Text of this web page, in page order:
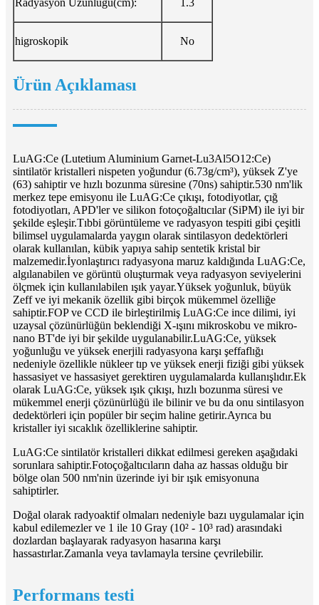
higroskopik No
Ürün Açıklaması
LuAG:Ce (Lutetium Aluminium Garnet-Lu3Al5O12:Ce)
sintilatör kristalleri nispeten yoğundur (6.73g/cm³), yüksek Z'ye
(63) sahiptir ve hızlı bozunma süresine (70ns) sahiptir.530 nm'lik
merkez tepe emisyonu ile LuAG:Ce çıkışı, fotodiyotlar, çığ
fotodiyotları, APD'ler ve silikon fotoçoğaltıcılar (SiPM) ile iyi bir
şekilde eşleşir.Tıbbi görüntüleme ve radyasyon tespiti gibi çeşitli
bilimsel uygulamalarda yaygın olarak sintilasyon dedektörleri
olarak kullanılan, kübik yapıya sahip sentetik kristal bir
malzemedir.İyonlaştırıcı radyasyona maruz kaldığında LuAG:Ce,
algılanabilen ve görüntü oluşturmak veya radyasyon seviyelerini
ölçmek için kullanılabilen ışık yayar.Yüksek yoğunluk, büyük
Zeff ve iyi mekanik özellik gibi birçok mükemmel özelliğe
sahiptir.FOP ve CCD ile birleştirilmiş LuAG:Ce ince dilimi, iyi
uzaysal çözünürlüğün beklendiği X-ışını mikroskobu ve mikro-
nano BT'de iyi bir şekilde uygulanabilir.LuAG:Ce, yüksek
yoğunluğu ve yüksek enerjili radyasyona karşı şeffaflığı
nedeniyle özellikle nükleer tıp ve yüksek enerji fiziği gibi yüksek
hassasiyet ve hassasiyet gerektiren uygulamalarda kullanışlıdır.Ek
olarak LuAG:Ce, yüksek ışık çıkışı, hızlı bozunma süresi ve
mükemmel enerji çözünürlüğü ile bilinir ve bu da onu sintilasyon
dedektörleri için popüler bir seçim haline getirir.Ayrıca bu
kristaller iyi sıcaklık özelliklerine sahiptir.
LuAG:Ce sintilatör kristalleri dikkat edilmesi gereken aşağıdaki
sorunlara sahiptir.Fotoçoğaltıcıların daha az hassas olduğu bir
bölge olan 500 nm'nin üzerinde iyi bir ışık emisyonuna
sahiptirler.
Doğal olarak radyoaktif olmaları nedeniyle bazı uygulamalar için
kabul edilemezler ve 1 ile 10 Gray (10² - 10³ rad) arasındaki
dozlardan başlayarak radyasyon hasarına karşı
hassastırlar.Zamanla veya tavlamayla tersine çevrilebilir.
Performans testi